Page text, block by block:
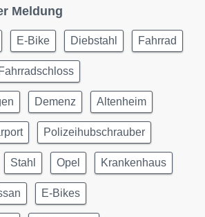
Meldung
E-Bike Diebstahl Fahrrad
Fahrradschloss
Demenz Altenheim
Polizeihubschrauber
Stahl Opel Krankenhaus
E-Bikes